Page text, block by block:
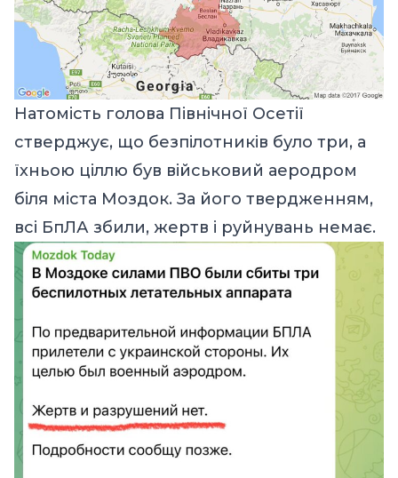
Натомість голова Північної Осетії
стверджує, що безпілотників було три, а
їхньою ціллю був військовий аеродром
біля міста Моздок. За його твердженням,
всі БпЛА збили, жертв і руйнувань немає.